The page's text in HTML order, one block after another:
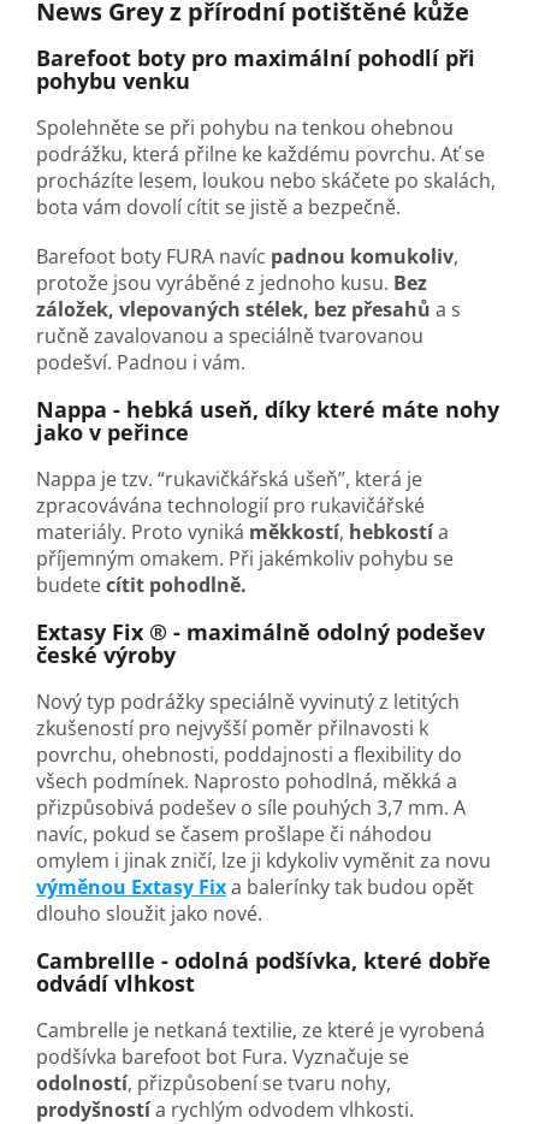
News Greyz přírodní potištěné kůže
Barefoot boty pro maximální pohodlí při
pohybu venku
Spolehněte se při pohybu na tenkou ohebnou
podrážku, která přilne ke každému povrchu. Ať se
procházíte lesem, loukou nebo skáčete po skalách,
bota vám dovolí cítit se jistě a bezpečně.
Barefoot boty FURA navíc padnou komukoliv,
protože jsou vyráběné z jednoho kusu. Bez
záložek, vlepovaných stélek, bez přesahů a s
ručně zavalovanou a speciálně tvarovanou
podešví. Padnou i vám.
Nappa - hebká useň, díky které máte nohy
jako v peřince
Nappa je tzv. “rukavičkářská ušeň”, která je
zpracovávána technologií pro rukavičářské
materiály. Proto vyniká měkkostí, hebkostía
příjemným omakem. Při jakémkoliv pohybu se
budetecítit pohodlně.
Extasy Fix ® - maximálně odolný podešev
české výroby
Nový typ podrážky speciálně vyvinutý z letitých
zkušeností pro nejvyšší poměr přilnavosti k
povrchu, ohebnosti, poddajnosti a flexibility do
všech podmínek. Naprosto pohodlná, měkká a
přizpůsobivá podešev o síle pouhých 3,7 mm. A
navíc, pokud se časem prošlape či náhodou
omylem i jinak zničí, lze ji kdykoliv vyměnit za novu
výměnou Extasy Fixa balerínky tak budou opět
dlouho sloužit jako nové.
Cambrellle - odolná podšívka, které dobře
odvádí vlhkost
Cambrelle je netkaná textilie, ze které je vyrobená
podšívka barefoot bot Fura. Vyznačuje se
odolností, přizpůsobení se tvaru nohy,
prodyšnostía rychlým odvodem vlhkosti.